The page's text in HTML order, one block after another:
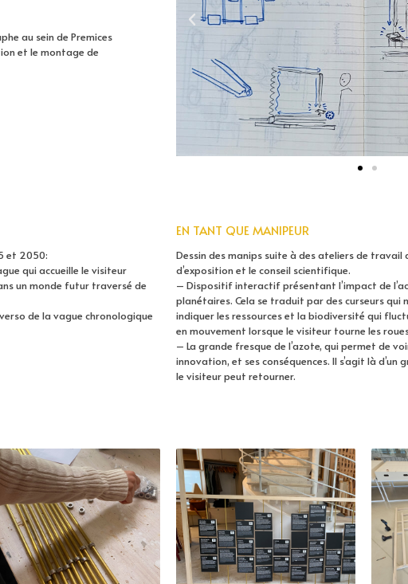
au sein de Premices
et le montage de
et 2050:
qui accueille le visiteur
un monde futur traversé de
de la vague chronologique
EN TANT QUE MANIPEUR
Dessin des manips suite à des ateliers de travail
d’exposition et le conseil scientifique.
– Dispositif interactif présentant l’impact de
planétaires. Cela se traduit par des curseurs
indiquer les ressources et la biodiversité qui
en mouvement lorsque le visiteur tourne les
– La grande fresque de l’azote, qui permet de
innovation, et ses conséquences. Il s’agit là d’un
le visiteur peut retourner.